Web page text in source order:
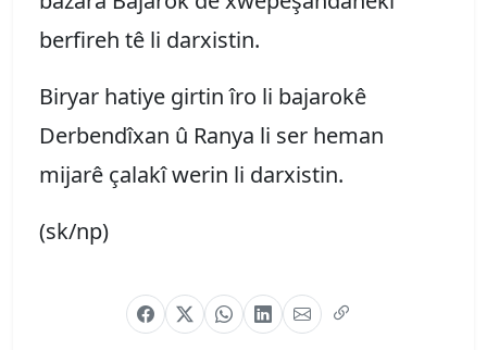
berfireh tê li darxistin.
Biryar hatiye girtin îro li bajarokê
Derbendîxan û Ranya li ser heman
mijarê çalakî werin li darxistin.
(sk/np)